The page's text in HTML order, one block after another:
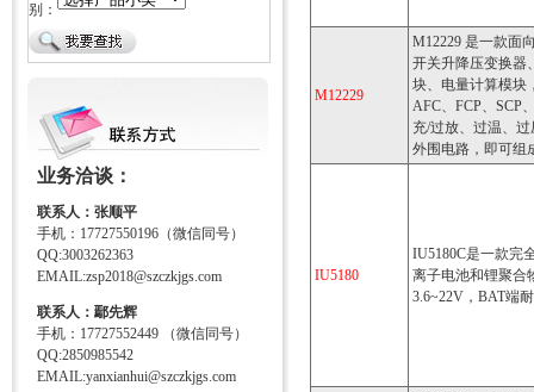
别：
业务洽谈：
联系人：张顺平
手机：17727550196（微信同号）
QQ:3003262363
EMAIL:zsp2018@szczkjgs.com
联系人：鄢先辉
手机：17727552449 （微信同号）
QQ:2850985542
EMAIL:yanxianhui@szczkjgs.com
M12229
M12229 是一款面
开关升降压变换器
块、电量计算模块
AFC、FCP、SCP
充/过放、过温、
外围电路，即可组
IU5180
IU5180C是一款完
离子电池和锂聚合
3.6~22V，BAT端